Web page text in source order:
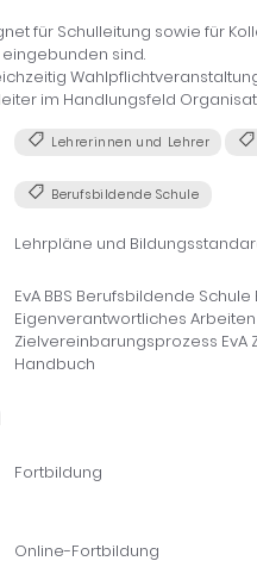
für Schulleitung sowie für
sind.
im Handlungsfeld
Lehrerinnen und Lehrer
Berufsbildende Schule
Lehrpläne und
EvA BBS Berufsbildende
Eigenverantwortliches
Zielvereinbarungsprozess
Handbuch
Fortbildung
Online-Fortbildung